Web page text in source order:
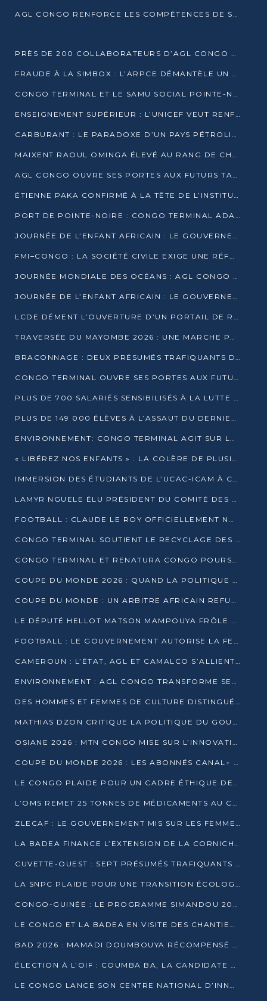
AGL CONGO RENFORCE LES COMPÉTENCES DE SES ÉQUIPES AVEC LA CERTIFICATION CACES® R483
PRÈS DE 200 COLLABORATEURS D’AGL CONGO EN FORMATION JUSQU’EN JUILLET
FRAUDE À LA SIMBOX : L’ARPCE DÉMANTÈLE UN RÉSEAU UTILISANT DES CARTES SIM OUGANDAISES
CONGO TERMINAL ET LE SAMU SOCIAL POINTE-NOIRE RENOUVELLENT LEUR PARTENARIAT EN FAVEUR DES JEUNES VULNÉRABLES
ENSEIGNEMENT SUPÉRIEUR : L’UNICEF VEUT RENFORCER LA RECHERCHE SUR LES QUESTIONS DE L’ENFANCE
CARBURANT : LE PARADOXE D’UN PAYS PÉTROLIER CONFRONTÉ À DES PÉNURIES RÉCURRENTES
MAIXENT RAOUL OMINGA ÉLEVÉ AU RANG DE CHEVALIER DE L’ORDRE DE L’AMITIÉ ENTRE LA RUSSIE ET LE CONGO
AGL CONGO OUVRE SES PORTES AUX FUTURS TALENTS DE LA LOGISTIQUE
ÉTIENNE PAKA CONFIRMÉ À LA TÊTE DE L’INSTITUT GÉOGRAPHIQUE NATIONAL
PORT DE POINTE-NOIRE : CONGO TERMINAL ADAPTE SON DRAGAGE AUX SABLES BITUMINEUX
JOURNÉE DE L’ENFANT AFRICAIN : LE GOUVERNEMENT RÉAFFIRME SON ENGAGEMENT POUR L’ACCÈS À L’EAU ET À L’ASSAINISSEMENT
FMI–CONGO : LA SOCIÉTÉ CIVILE EXIGE UNE RÉFORME DE LA FISCALITÉ PÉTROLIÈRE
JOURNÉE MONDIALE DES OCÉANS : AGL CONGO MOBILISE SES COLLABORATEURS POUR LA PRÉSERVATION DE LA BIODIVERSITÉ MARINE
JOURNÉE DE L’ENFANT AFRICAIN : LE GOUVERNEMENT MOBILISÉ POUR L’HYGIÈNE DANS LES ORPHELINATS
LCDE DÉMENT L’OUVERTURE D’UN PORTAIL DE RECRUTEMENT ET APPELLE À LA VIGILANCE
TRAVERSÉE DU MAYOMBE 2026 : UNE MARCHE POUR SENSIBILISER ET DÉPISTER AU DIABÈTE
BRACONNAGE : DEUX PRÉSUMÉS TRAFIQUANTS D’HIPPOPOTAME ÉCROUÉS À BRAZZAVILLE
CONGO TERMINAL OUVRE SES PORTES AUX FUTURS INGÉNIEURS DE L’UCAC-ICAM
PLUS DE 700 SALARIÉS SENSIBILISÉS À LA LUTTE CONTRE LA TUBERCULOSE À CONGO TERMINAL
PLUS DE 149 000 ÉLÈVES À L’ASSAUT DU DERNIER CEPE
ENVIRONNEMENT: CONGO TERMINAL AGIT SUR LE TERRAIN ET FORME LES PLUS JEUNES
« LIBÉREZ NOS ENFANTS » : LA COLÈRE DE PLUSIEURS MÈRES À BRAZZAVILLE CONTRE LA DGSP
IMMERSION DES ÉTUDIANTS DE L’UCAC-ICAM À CONGO TERMINAL
LAMYR NGUELE ÉLU PRÉSIDENT DU COMITÉ DES MEMBRES D’HONNEUR DU PCT
FOOTBALL : CLAUDE LE ROY OFFICIELLEMENT NOMMÉ SÉLECTIONNEUR DU CONGO
CONGO TERMINAL SOUTIENT LE RECYCLAGE DES DÉCHETS PLASTIQUES À POINTE-NOIRE
CONGO TERMINAL ET RENATURA CONGO POURSUIVENT LEUR COMBAT POUR LA BIODIVERSITÉ
COUPE DU MONDE 2026 : QUAND LA POLITIQUE MENACE L’UNIVERSALITÉ DU FOOTBALL
COUPE DU MONDE : UN ARBITRE AFRICAIN REFUSÉ À L’ENTRÉE DES ÉTATS-UNIS
LE DÉPUTÉ HELLOT MATSON MAMPOUYA FRÔLE LA MORT LORS D’UNE EMBUSCADE DZNS LE POOL
FOOTBALL : LE GOUVERNEMENT AUTORISE LA FECOFOOT À OCCUPER LES COMPLEXES SPORTIFS
CAMEROUN : L’ÉTAT, AGL ET CAMALCO S’ALLIENT POUR UN MÉGA-PROJET FERROVIAIRE
ENVIRONNEMENT : AGL CONGO TRANSFORME SES DÉCHETS EN OUTILS DE FORMATION
DES HOMMES ET FEMMES DE CULTURE DISTINGUÉS POUR LEUR ENGAGEMENT PAR BANTOU CULTURE
MATHIAS DZON CRITIQUE LA POLITIQUE DU GOUVERNEMENT ET ALERTE SUR LA DETTE DU CONGO
OSIANE 2026 : MTN CONGO MISE SUR L’INNOVATION POUR RELEVER LES DÉFIS AFRICAINS
COUPE DU MONDE 2026 : LES ABONNÉS CANAL+ AU CONGO DÉÇUS À QUELQUES JOURS DU COUP D’ENVOI
LE CONGO PLAIDE POUR UN CADRE ÉTHIQUE DE L’INTELLIGENCE ARTIFICIELLE À DAKAR
L’OMS REMET 25 TONNES DE MÉDICAMENTS AU CONGO POUR RENFORCER LA RIPOSTE AUX ÉPIDÉMIES
ZLECAF : LE GOUVERNEMENT MIS SUR LES FEMMES ENTREPRENEURES
LA BADEA FINANCE L’EXTENSION DE LA CORNICHE SUD DE BRAZZAVILLE
CUVETTE-OUEST : SEPT PRÉSUMÉS TRAFIQUANTS DE FAUNE INTERPELLÉS À EWO ET KELLÉ
LA SNPC PLAIDE POUR UNE TRANSITION ÉCOLOGIQUE PROGRESSIVE
CONGO-GUINÉE : LE PROGRAMME SIMANDOU 2040 AU CŒUR DES ÉCHANGES À LA BAD
LE CONGO ET LA BADEA EN VISITE DES CHANTIERS
BAD 2026 : MAMADI DOUMBOUYA RÉCOMPENSÉ PAR LE TROPHÉE BABACAR NDIAYE À BRAZZAVILLE
ÉLECTION À L’OIF : COUMBA BA, LA CANDIDATE DISCRÈTE QUI BOUSCULE LE JEU DIPLOMATIQUE
LE CONGO LANCE SON CENTRE NATIONAL D’INNOVATION